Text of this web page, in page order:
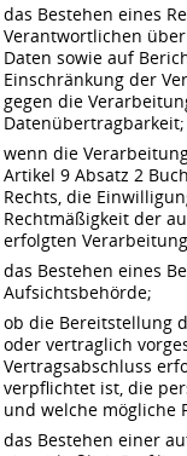
das Bestehen eines
Verantwortlichen
Daten sowie auf
Einschränkung der
gegen die
Datenübertragbarkeit;
wenn die
Artikel 9 Absatz 2
Rechts, die
Rechtmäßigkeit der
erfolgten
das Bestehen eines
Aufsichtsbehörde;
ob die Bereitstellung
oder vertraglich
Vertragsabschluss
verpflichtet ist, die
und welche mögliche
das Bestehen einer